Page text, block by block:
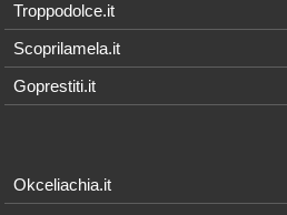
Troppodolce.it
Scoprilamela.it
Goprestiti.it
Okceliachia.it